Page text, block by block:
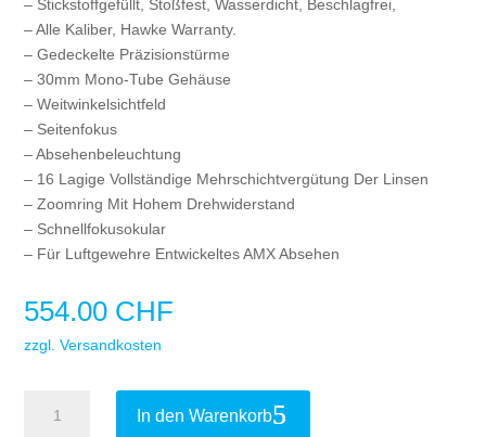
– Stickstoffgefüllt, Stoßfest, Wasserdicht, Beschlagfrei,
– Alle Kaliber, Hawke Warranty.
– Gedeckelte Präzisionstürme
– 30mm Mono-Tube Gehäuse
– Weitwinkelsichtfeld
– Seitenfokus
– Absehenbeleuchtung
– 16 Lagige Vollständige Mehrschichtvergütung Der Linsen
– Zoomring Mit Hohem Drehwiderstand
– Schnellfokusokular
– Für Luftgewehre Entwickeltes AMX Absehen
554.00 CHF
zzgl. Versandkosten
Zielfernrohr
In den Warenkorb